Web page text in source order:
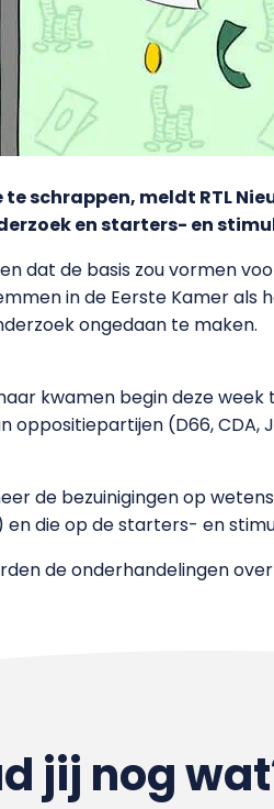
meldt RTL
en starters- en
dat de basis zou vormen
in de Eerste Kamer als
ongedaan te maken.
kwamen begin deze
(D66, CDA,
de bezuinigingen op
die op de starters- en
de onderhandelingen
jij nog